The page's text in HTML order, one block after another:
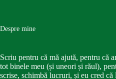
Despre mine
Scriu pentru că mă ajută, pentru că
tot binele meu (și uneori și răul),
scrise, schimbă lucruri, și eu cred